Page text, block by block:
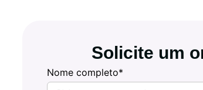
Solicite um
Nome completo*